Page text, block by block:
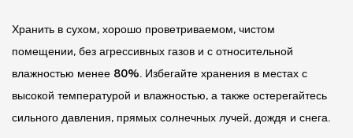
Хранить в сухом, хорошо проветриваемом, чистом
помещении, без агрессивных газов и с относительной
влажностью менее 80%. Избегайте хранения в местах с
высокой температурой и влажностью, а также остерегайтесь
сильного давления, прямых солнечных лучей, дождя и снега.